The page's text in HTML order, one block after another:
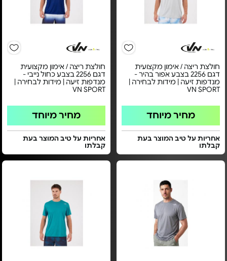
חולצת ריצה / אימון מקצועית
דגם 2256 בצבע אפור בהיר -
מנדפות זיעה | מידות לבחירה |
VN SPORT
מחיר מיוחד
אחריות על טיב המוצר בעת
קבלתו
חולצת ריצה / אימון מקצועית
דגם 2256 בצבע כחול נייבי -
מנדפות זיעה | מידות לבחירה |
VN SPORT
מחיר מיוחד
אחריות על טיב המוצר בעת
קבלתו